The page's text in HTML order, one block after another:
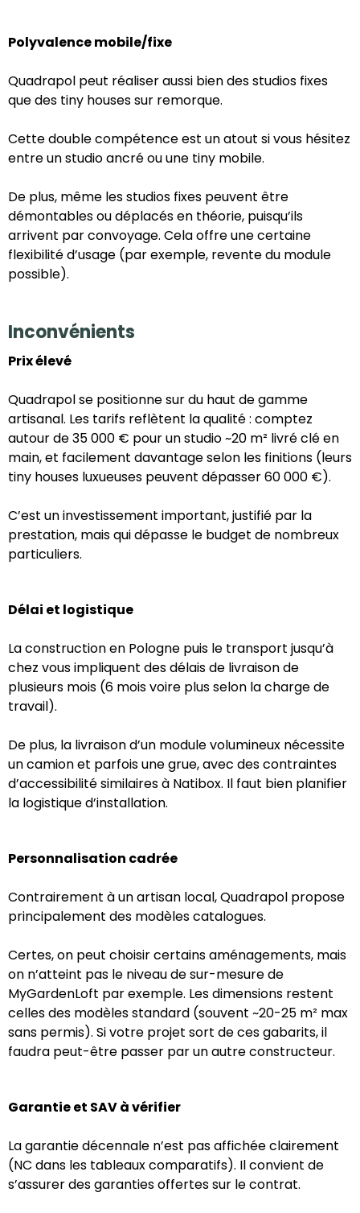
Polyvalence mobile/fixe
Quadrapol peut réaliser aussi bien des studios fixes
que des tiny houses sur remorque.
Cette double compétence est un atout si vous hésitez
entre un studio ancré ou une tiny mobile.
De plus, même les studios fixes peuvent être
démontables ou déplacés en théorie, puisqu’ils
arrivent par convoyage. Cela offre une certaine
flexibilité d’usage (par exemple, revente du module
possible).
Inconvénients
Prix élevé
Quadrapol se positionne sur du haut de gamme
artisanal. Les tarifs reflètent la qualité : comptez
autour de 35 000 € pour un studio ~20 m² livré clé en
main, et facilement davantage selon les finitions (leurs
tiny houses luxueuses peuvent dépasser 60 000 €).
C’est un investissement important, justifié par la
prestation, mais qui dépasse le budget de nombreux
particuliers.
Délai et logistique
La construction en Pologne puis le transport jusqu’à
chez vous impliquent des délais de livraison de
plusieurs mois (6 mois voire plus selon la charge de
travail).
De plus, la livraison d’un module volumineux nécessite
un camion et parfois une grue, avec des contraintes
d’accessibilité similaires à Natibox. Il faut bien planifier
la logistique d’installation.
Personnalisation cadrée
Contrairement à un artisan local, Quadrapol propose
principalement des modèles catalogues.
Certes, on peut choisir certains aménagements, mais
on n’atteint pas le niveau de sur-mesure de
MyGardenLoft par exemple. Les dimensions restent
celles des modèles standard (souvent ~20-25 m² max
sans permis). Si votre projet sort de ces gabarits, il
faudra peut-être passer par un autre constructeur.
Garantie et SAV à vérifier
La garantie décennale n’est pas affichée clairement
(NC dans les tableaux comparatifs). Il convient de
s’assurer des garanties offertes sur le contrat.